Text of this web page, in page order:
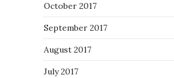
October 2017
September 2017
August 2017
July 2017